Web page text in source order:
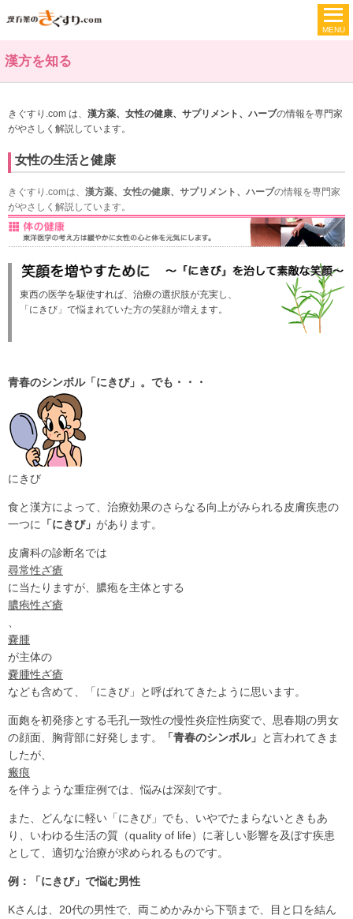
漢方を知る
きぐすり.com は、 漢方薬、女性の健康、サプリメント、ハーブの情報を専門家
がやさしく解説しています。
女性の生活と健康
きぐすり.comは、 漢方薬、女性の健康、サプリメント、ハーブの情報を専門家
がやさしく解説しています。
東西の医学を駆使すれば、治療の選択肢が充実し、
「にきび」で悩まれていた方の笑顔が増えます。
青春のシンボル「にきび」。でも・・・
にきび
食と漢方によって、治療効果のさらなる向上がみられる皮膚疾患の
一つに
「にきび」 があります。
皮膚科の診断名では
尋常性ざ瘡
に当たりますが、膿疱を主体とする
膿疱性ざ瘡
嚢腫
が主体の
嚢腫性ざ瘡
なども含めて、「にきび」と呼ばれてきたように思います。
面皰を初発疹とする毛孔一致性の慢性炎症性病変で、思春期の男女
の顔面、胸背部に好発します。
「青春のシンボル」 と言われてきま
したが、
瘢痕
を伴うような重症例では、悩みは深刻です。
また、どんなに軽い「にきび」でも、いやでたまらないときもあ
り、いわゆる生活の質（quality of life）に著しい影響を及ぼす疾患
として、適切な治療が求められるものです。
例：「にきび」で悩む男性
Kさんは、20代の男性で、両こめかみから下顎まで、目と口を結ん